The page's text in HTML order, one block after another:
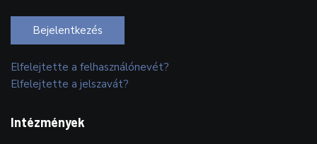
Bejelentkezés
Elfelejtette a felhasználónevét?
Elfelejtette a jelszavát?
Intézmények